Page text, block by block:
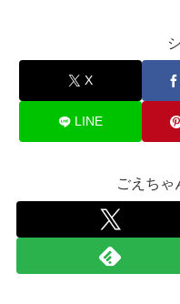
X
LINE
ごえちゃ